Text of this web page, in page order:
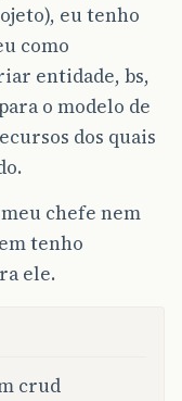
eu tenho
como
entidade, bs,
o modelo de
dos quais
chefe nem
tenho
ele.
crud